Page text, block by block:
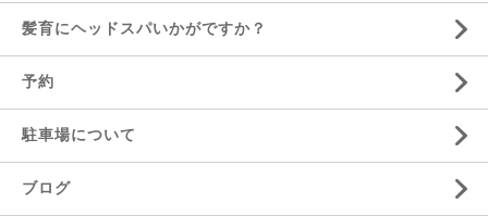
髪育にヘッドスパいかがですか？
予約
駐車場について
ブログ